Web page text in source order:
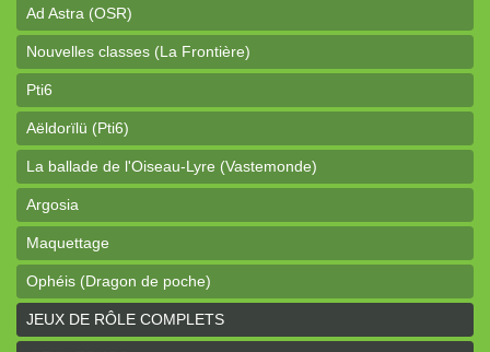
Ad Astra (OSR)
Nouvelles classes (La Frontière)
Pti6
Aëldorïlü (Pti6)
La ballade de l'Oiseau-Lyre (Vastemonde)
Argosia
Maquettage
Ophéis (Dragon de poche)
L'anneau des Empereurs (Coeurs Vaillants)
JEUX DE RÔLE COMPLETS